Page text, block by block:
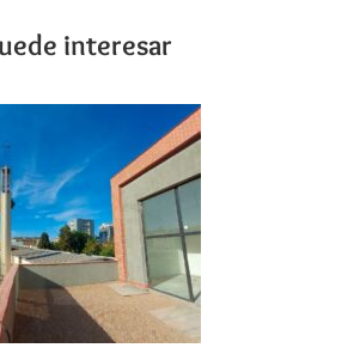
interesar